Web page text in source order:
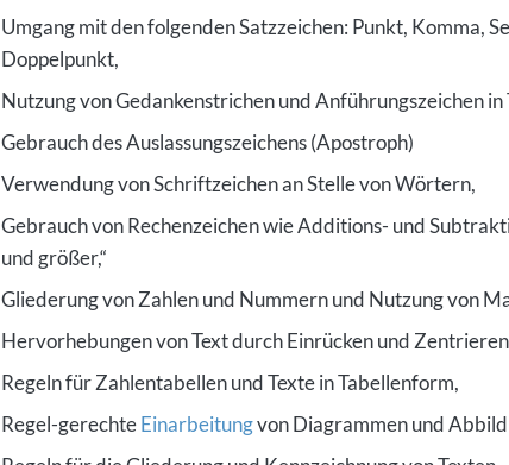
Umgang mit den folgenden Satzzeichen: Punkt, Komma,
Doppelpunkt,
Nutzung von Gedankenstrichen und Anführungszeichen in
Gebrauch des Auslassungszeichens (Apostroph)
Verwendung von Schriftzeichen an Stelle von Wörtern,
Gebrauch von Rechenzeichen wie Additions- und
und größer,“
Gliederung von Zahlen und Nummern und Nutzung von
Hervorhebungen von Text durch Einrücken und
Regeln für Zahlentabellen und Texte in Tabellenform,
Regel-gerechteEinarbeitungvon Diagrammen und